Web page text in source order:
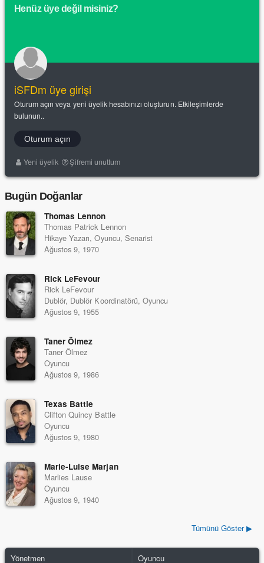
Henüz üye değil misiniz?
iSFDm üye girişi
Oturum açın veya yeni üyelik hesabınızı oluşturun. Etkileşimlerde
bulunun..
Oturum açın
Yeni üyelik Şifremi unuttum
Bugün Doğanlar
Thomas Lennon
Thomas Patrick Lennon
Hikaye Yazarı, Oyuncu, Senarist
Ağustos 9, 1970
Rick LeFevour
Rick LeFevour
Dublör, Dublör Koordinatörü, Oyuncu
Ağustos 9, 1955
Taner Ölmez
Taner Ölmez
Oyuncu
Ağustos 9, 1986
Texas Battle
Clifton Quincy Battle
Oyuncu
Ağustos 9, 1980
Marie-Luise Marjan
Marlies Lause
Oyuncu
Ağustos 9, 1940
Tümünü Göster ▶
Yönetmen
Oyuncu